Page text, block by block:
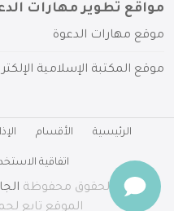
مواقع تطوير مهارات
موقع مهارات الدعوة
موقع المكتبة الإسلامية
الرئيسية الأقسام
اتفاقية
جميع الحقوق محفوظة
الموقع تابع